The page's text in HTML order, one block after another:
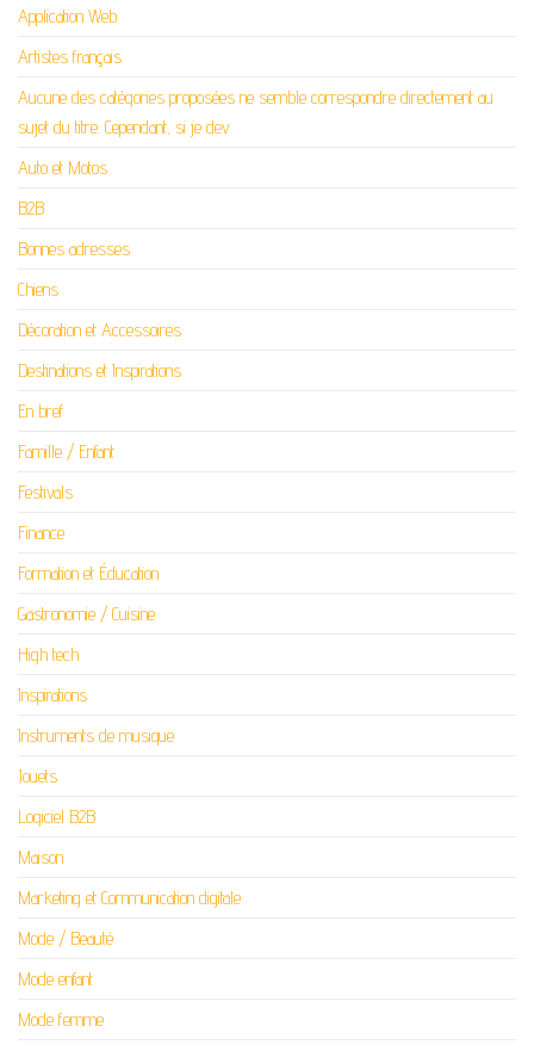
Application Web
Artistes français
Aucune des catégories proposées ne semble correspondre directement au
sujet du titre. Cependant, si je dev
Auto et Motos
B2B
Bonnes adresses
Chiens
Décoration et Accessoires
Destinations et Inspirations
En bref
Famille / Enfant
Festivals
Finance
Formation et Éducation
Gastronomie / Cuisine
High tech
Inspirations
Instruments de musique
Jouets
Logiciel B2B
Maison
Marketing et Communication digitale
Mode / Beauté
Mode enfant
Mode femme